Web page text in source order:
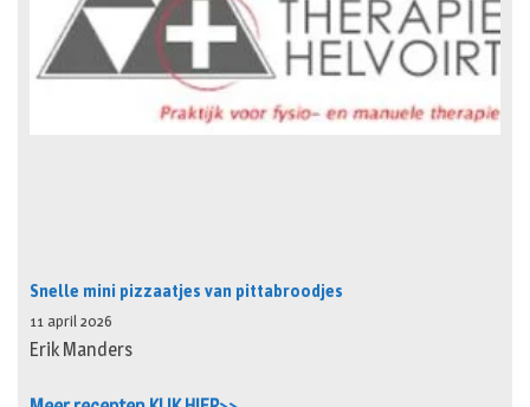
Snelle mini pizzaatjes van pittabroodjes
11 april 2026
Erik Manders